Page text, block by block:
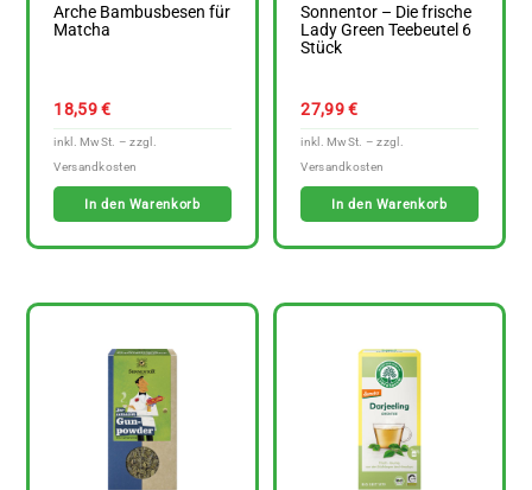
Arche Bambusbesen für
Matcha
18,59€
In den Warenkorb
Sonnentor – Die frische
Lady Green Teebeutel 6
Stück
27,99€
In den Warenkorb